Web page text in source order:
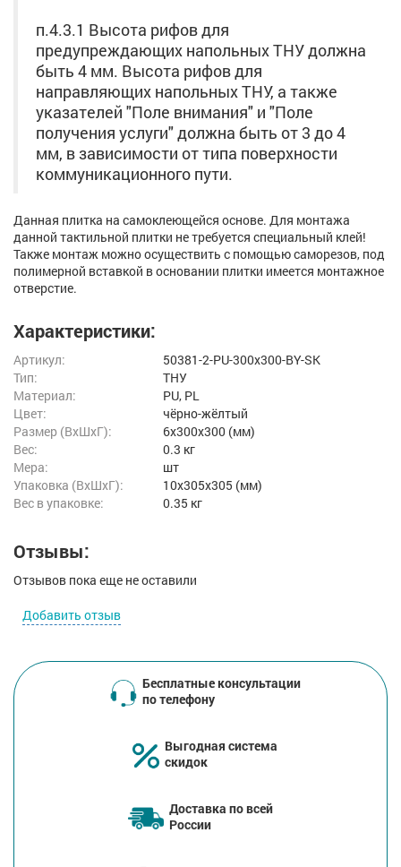
п.4.3.1 Высота рифов для
предупреждающих напольных ТНУ должна
быть 4 мм. Высота рифов для
направляющих напольных ТНУ, а также
указателей "Поле внимания" и "Поле
получения услуги" должна быть от 3 до 4
мм, в зависимости от типа поверхности
коммуникационного пути.
Данная плитка на самоклеющейся основе. Для монтажа
данной тактильной плитки не требуется специальный клей!
Также монтаж можно осуществить с помощью саморезов, под
полимерной вставкой в основании плитки имеется монтажное
отверстие.
Характеристики:
Артикул:
50381-2-PU-300x300-BY-SK
Тип:
ТНУ
Материал:
PU, PL
Цвет:
чёрно-жёлтый
Размер (ВxШxГ):
6x300x300 (мм)
Вес:
0.3 кг
Мера:
шт
Упаковка (ВхШхГ):
10x305x305 (мм)
Вес в упаковке:
0.35 кг
Отзывы:
Отзывов пока еще не оставили
Добавить отзыв
Бесплатные консультации
по телефону
Выгодная система
скидок
Доставка по всей
России